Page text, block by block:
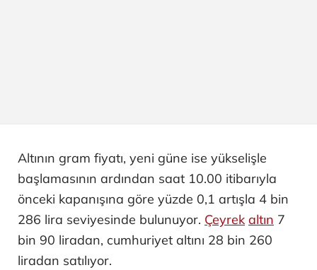
Altının gram fiyatı, yeni güne ise yükselişle
başlamasının ardından saat 10.00 itibarıyla
önceki kapanışına göre yüzde 0,1 artışla 4 bin
286 lira seviyesinde bulunuyor. Çeyrek altın 7
bin 90 liradan, cumhuriyet altını 28 bin 260
liradan satılıyor.